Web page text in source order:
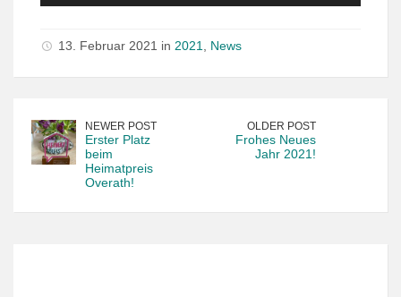
13. Februar 2021 in 2021 News
NEWER POST
Erster Platz
beim
Heimatpreis
Overath!
OLDER POST
Frohes Neues
Jahr 2021!